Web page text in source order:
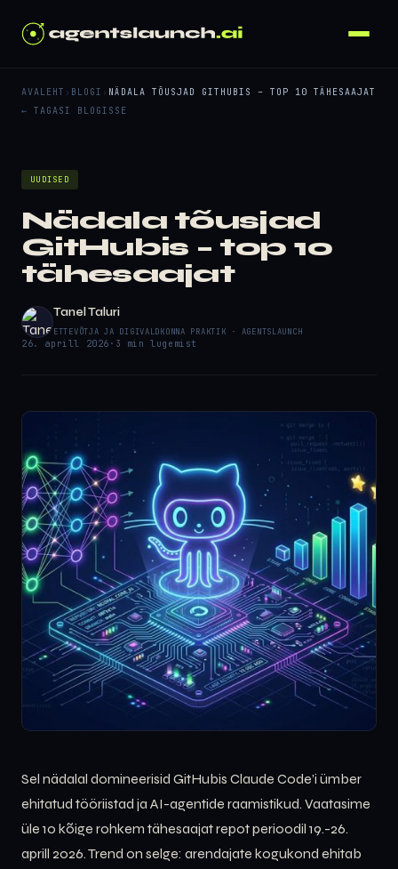
AVALEHT › BLOGI › NÄDALA TÕUSJAD GITHUBIS – TOP 10 TÄHESAAJAT
← TAGASI BLOGISSE
UUDISED
Nädala tõusjad
GitHubis – top 10
tähesaajat
Tanel Taluri
ETTEVÕTJA JA DIGIVALDKONNA PRAKTIK · AGENTSLAUNCH
26. aprill 2026 · 3 min lugemist
Sel nädalal domineerisid GitHubis Claude Code’i ümber
ehitatud tööriistad ja AI-agentide raamistikud. Vaatasime
üle 10 kõige rohkem tähesaajat repot perioodil 19.-26.
aprill 2026. Trend on selge: arendajate kogukond ehitab